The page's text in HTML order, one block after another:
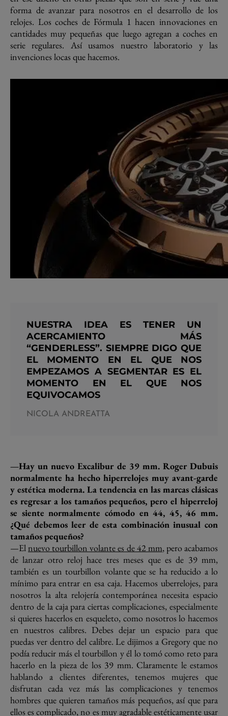
forma de avanzar para nosotros en el desarrollo de los
relojes. Los coches de Fórmula 1 hacen innovaciones en
cantidades muy pequeñas que luego agregan a coches en
serie regulares. Así usamos nuestro laboratorio y las
invenciones locas que hacemos.
NUESTRA IDEA ES TENER UN
ACERCAMIENTO MÁS
“GENDERLESS”. SIEMPRE DIGO QUE
EL MOMENTO EN EL QUE NOS
EMPEZAMOS A SEGMENTAR ES EL
MOMENTO EN EL QUE NOS
EQUIVOCAMOS
NICOLA ANDREATTA
—Hay un nuevo Excalibur de 39 mm. Roger Dubuis
normalmente ha hecho hiperrelojes muy avant-garde
y estética moderna. La tendencia en las marcas clásicas
es regresar a los tamaños pequeños, pero el hiperreloj
se siente normalmente cómodo en 44, 45, 46 mm.
¿Qué debemos leer de esta combinación inusual con
tamaños pequeños?
—El nuevo tourbillon volante es de 42 mm, pero acabamos
de lanzar otro reloj hace tres meses que es de 39 mm,
también es un tourbillon volante que se ha reducido a lo
mínimo para entrar en esa caja. Hacemos uberrelojes, para
nosotros la alta relojería contemporánea necesita espacio
dentro de la caja para ciertas complicaciones, especialmente
si quieres hacerlos en esqueleto, como nosotros lo hacemos
en nuestros calibres. Debes dejar un espacio para que
puedas ver dentro del calibre. Le dijimos a Gregory que no
podía reducir más el tourbillon y él lo tomó como reto para
hacerlo en la pieza de los 39 mm. Claramente le estamos
hablando a clientes diferentes, tenemos mujeres que
disfrutan cada vez más las complicaciones y tenemos
hombres que quieren tamaños más pequeños, así que para
ellos es complicado, no es muy agradable estéticamente usar